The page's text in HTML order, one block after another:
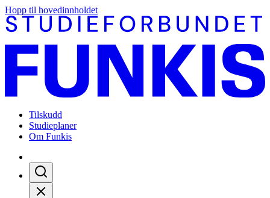
Hopp til hovedinnholdet
Tilskudd
Studieplaner
Om Funkis